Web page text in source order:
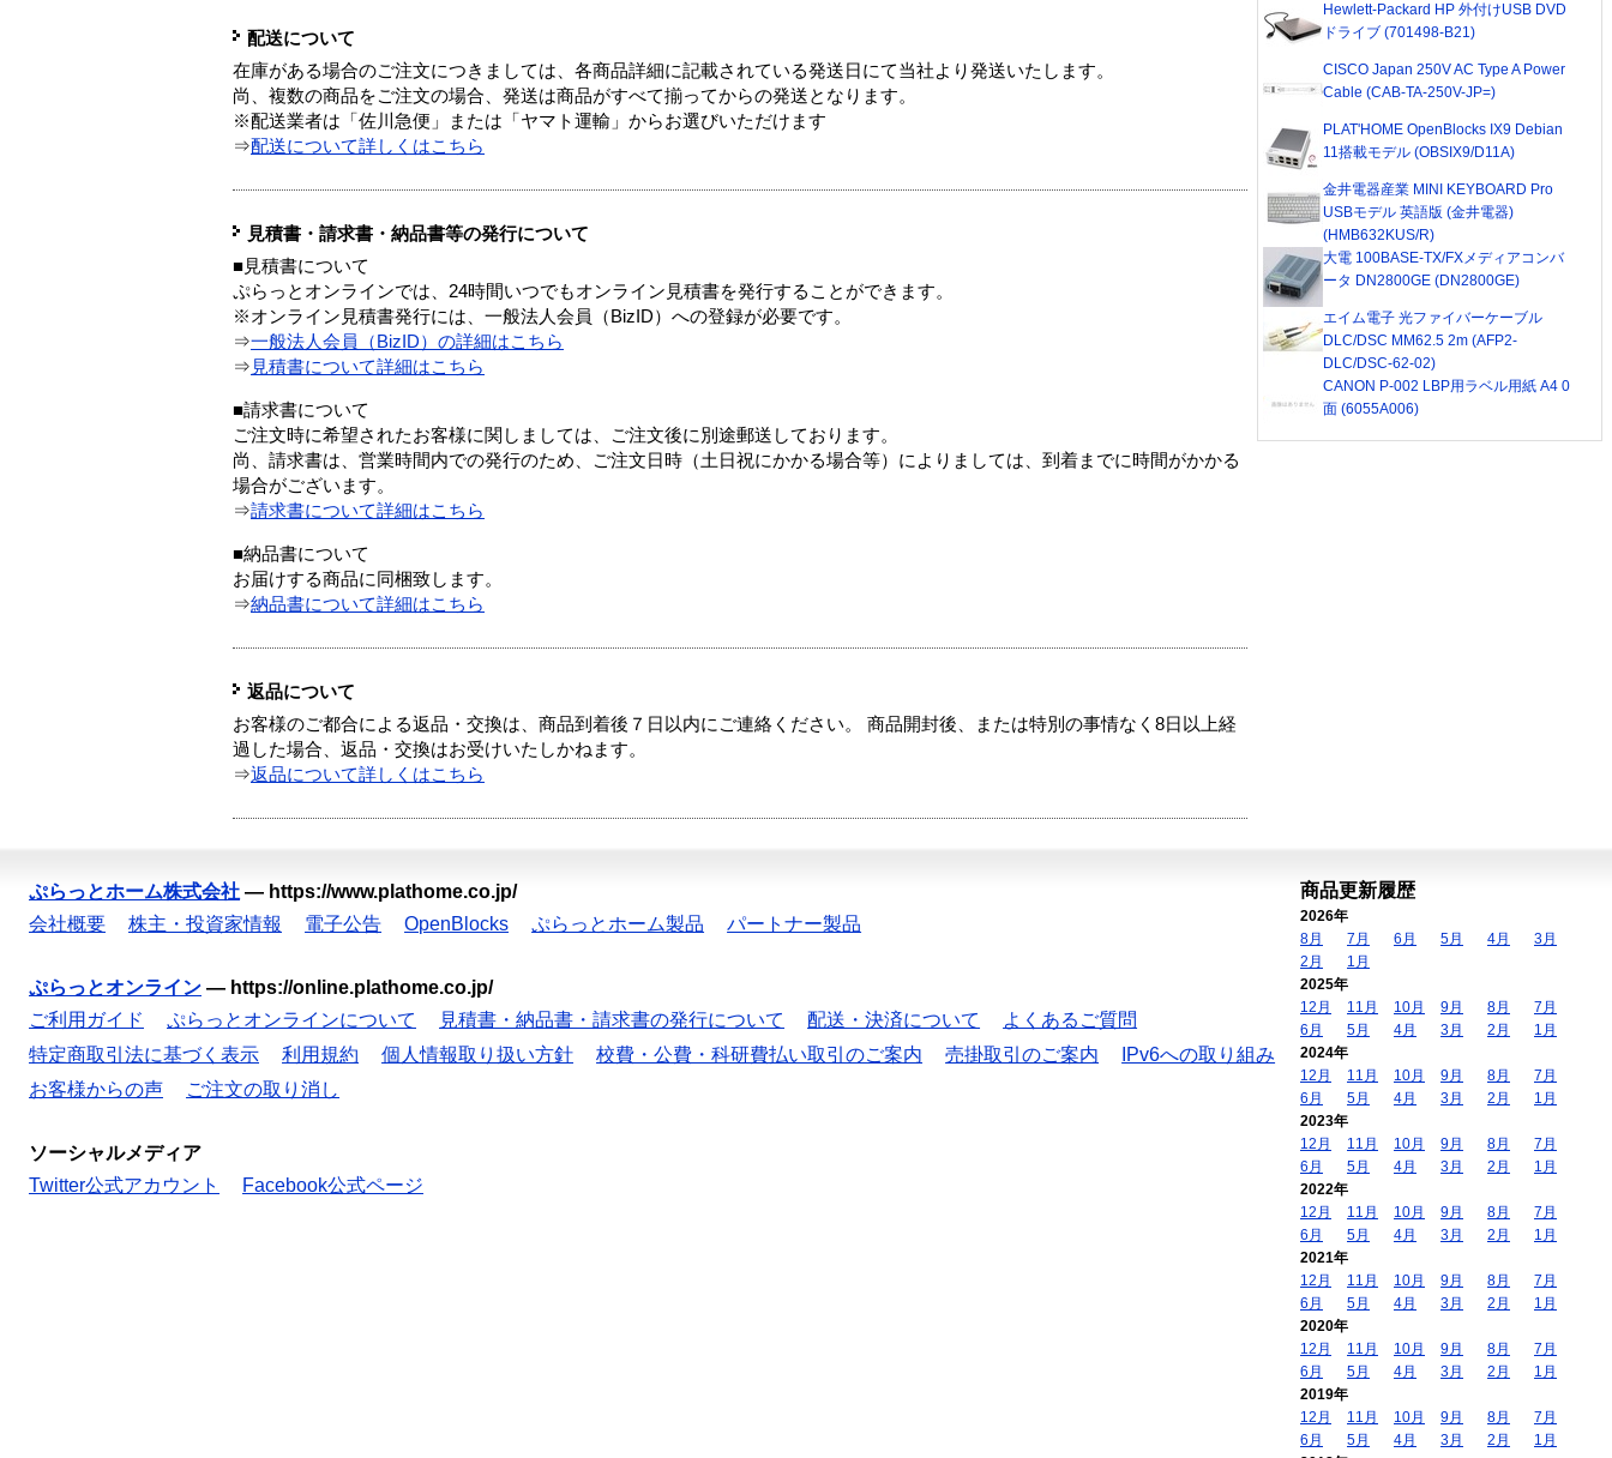
配送について
在庫がある場合のご注文につきましては、各商品詳細に記載されている発送日にて当社より発送いたします。
尚、複数の商品をご注文の場合、発送は商品がすべて揃ってからの発送となります。
※配送業者は「佐川急便」または「ヤマト運輸」からお選びいただけます
⇒配送について詳しくはこちら
見積書・請求書・納品書等の発行について
■見積書について
ぷらっとオンラインでは、24時間いつでもオンライン見積書を発行することができます。
※オンライン見積書発行には、一般法人会員（BizID）への登録が必要です。
⇒一般法人会員（BizID）の詳細はこちら
⇒ 見積書について詳細はこちら
■請求書について
ご注文時に希望されたお客様に関しましては、ご注文後に別途郵送しております。
尚、請求書は、営業時間内での発行のため、ご注文日時（土日祝にかかる場合等）によりましては、到着までに時間がかかる
場合がございます。
⇒請求書について詳細はこちら
■納品書について
お届けする商品に同梱致します。
⇒納品書について詳細はこちら
返品について
お客様のご都合による返品・交換は、商品到着後７日以内にご連絡ください。 商品開封後、または特別の事情なく8日以上経
過した場合、返品・交換はお受けいたしかねます。
⇒返品について詳しくはこちら
Hewlett-Packard HP 外付けUSB DVD
ドライブ (701498-B21)
CISCO Japan 250V AC Type A Power
Cable (CAB-TA-250V-JP=)
PLAT'HOME OpenBlocks IX9 Debian
11搭載モデル (OBSIX9/D11A)
金井電器産業 MINI KEYBOARD Pro
USBモデル 英語版 (金井電器)
(HMB632KUS/R)
大電 100BASE-TX/FXメディアコンバ
ータ DN2800GE (DN2800GE)
エイム電子 光ファイバーケーブル
DLC/DSC MM62.5 2m (AFP2-
DLC/DSC-62-02)
CANON P-002 LBP用ラベル用紙 A4 0
面 (6055A006)
ぷらっとホーム株式会社 — https://www.plathome.co.jp/
会社概要
株主・投資家情報 電子公告 OpenBlocks ぷらっとホーム製品 パートナー製品
ぷらっとオンライン — https://online.plathome.co.jp/
ご利用ガイド
ぷらっとオンラインについて 見積書・納品書・請求書の発行について 配送・決済について
よくあるご質問
特定商取引法に基づく表示
利用規約 個人情報取り扱い方針 校費・公費・科研費払い取引のご案内 売掛取引のご案内
IPv6への取り組み
お客様からの声
ご注文の取り消し
ソーシャルメディア
Twitter公式アカウント
Facebook公式ページ
商品更新履歴
2026年
8月
7月 6月 5月 4月
3月
2月
1月
2025年
12月
11月 10月 9月 8月
7月
6月
5月 4月 3月 2月
1月
2024年
12月
11月 10月 9月 8月
7月
6月
5月 4月 3月 2月
1月
2023年
12月
11月 10月 9月 8月
7月
6月
5月 4月 3月 2月
1月
2022年
12月
11月 10月 9月 8月
7月
6月
5月 4月 3月 2月
1月
2021年
12月
11月 10月 9月 8月
7月
6月
5月 4月 3月 2月
1月
2020年
12月
11月 10月 9月 8月
7月
6月
5月 4月 3月 2月
1月
2019年
12月
11月 10月 9月 8月
7月
6月
5月 4月 3月 2月
1月